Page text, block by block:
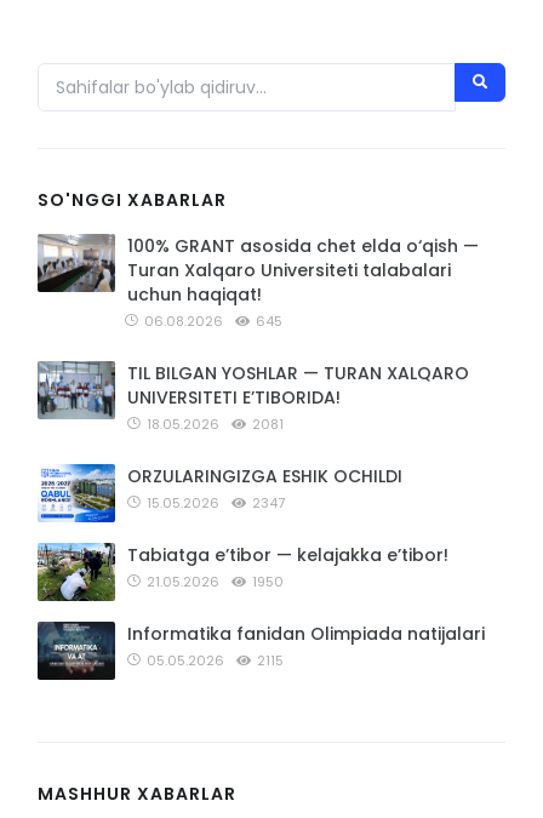
SO'NGGI XABARLAR
100% GRANT asosida chet elda o‘qish —
Turan Xalqaro Universiteti talabalari
uchun haqiqat!
06.08.2026 645
TIL BILGAN YOSHLAR — TURAN XALQARO
UNIVERSITETI E’TIBORIDA!
18.05.2026 2081
ORZULARINGIZGA ESHIK OCHILDI
15.05.2026 2347
Tabiatga e’tibor — kelajakka e’tibor!
21.05.2026 1950
Informatika fanidan Olimpiada natijalari
05.05.2026 2115
MASHHUR XABARLAR